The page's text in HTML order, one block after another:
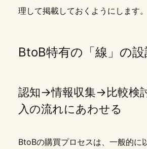
理して掲載しておくようにします。
BtoB特有の「線」の設
認知→情報収集→比較検
入の流れにあわせる
BtoBの購買プロセスは、一般的に